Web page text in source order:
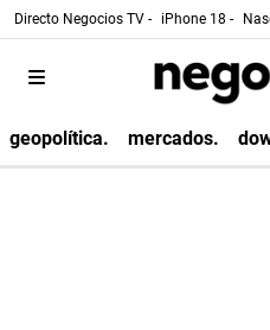
Directo Negocios TV - iPhone 18 -
geopolítica. mercados.